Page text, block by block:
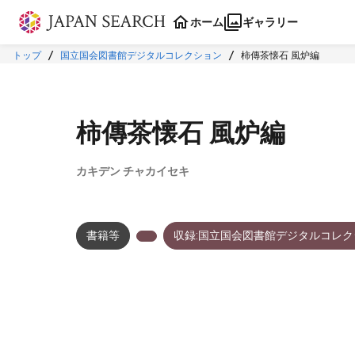
本文に飛ぶ
ホーム ギャラリー
トップ 国立国会図書館デジタルコレクション 柿傳茶懐石 風炉編
柿傳茶懐石 風炉編
カキデン チャカイセキ
書籍等 収録:国立国会図書館デジタルコレ